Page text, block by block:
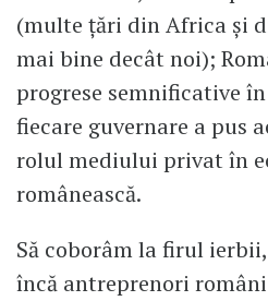
(multe țări din Africa și
mai bine decât noi);
progrese semnificative
fiecare guvernare a pus
rolul mediului privat în
românească.
Să coborâm la firul
încă antreprenori